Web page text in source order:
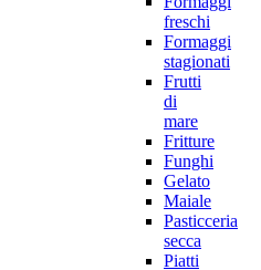
freschi
Formaggi
stagionati
Frutti
di
mare
Fritture
Funghi
Gelato
Maiale
Pasticceria
secca
Piatti